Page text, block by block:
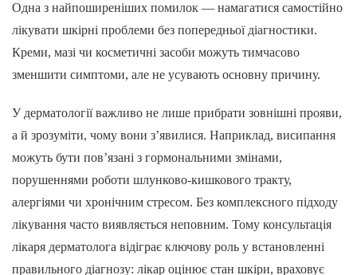
Одна з найпоширеніших помилок — намагатися самостійно
лікувати шкірні проблеми без попередньої діагностики.
Креми, мазі чи косметичні засоби можуть тимчасово
зменшити симптоми, але не усувають основну причину.
У дерматології важливо не лише прибрати зовнішні прояви,
а й зрозуміти, чому вони з’явилися. Наприклад, висипання
можуть бути пов’язані з гормональними змінами,
порушеннями роботи шлунково-кишкового тракту,
алергіями чи хронічним стресом. Без комплексного підходу
лікування часто виявляється неповним. Тому консультація
лікаря дерматолога відіграє ключову роль у встановленні
правильного діагнозу: лікар оцінює стан шкіри, враховує